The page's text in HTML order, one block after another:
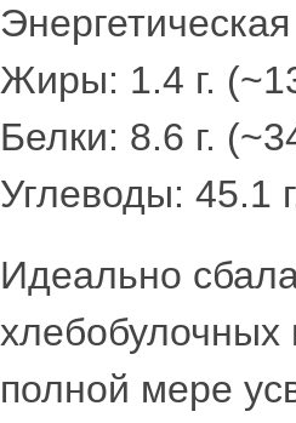
Жиры: 1.4 г.
Белки: 8.6 г.
Углеводы: 45.1
Идеально
хлебобулочных
полной мере